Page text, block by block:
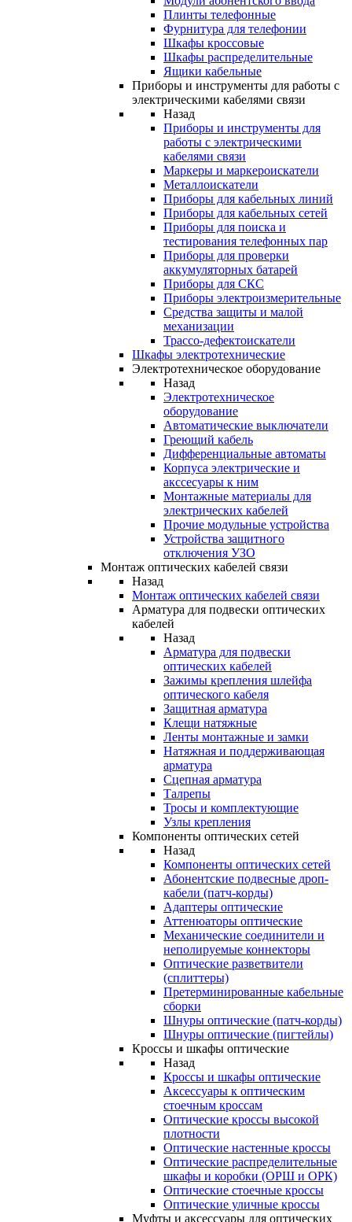
Плинты телефонные
Фурнитура для телефонии
Шкафы кроссовые
Шкафы распределительные
Ящики кабельные
Приборы и инструменты для работы с
электрическими кабелями связи
Назад
Приборы и инструменты для
работы с электрическими
кабелями связи
Маркеры и маркероискатели
Металлоискатели
Приборы для кабельных линий
Приборы для кабельных сетей
Приборы для поиска и
тестирования телефонных пар
Приборы для проверки
аккумуляторных батарей
Приборы для СКС
Приборы электроизмерительные
Средства защиты и малой
механизации
Трассо-дефектоискатели
Шкафы электротехнические
Электротехническое оборудование
Назад
Электротехническое
оборудование
Автоматические выключатели
Греющий кабель
Дифференциальные автоматы
Корпуса электрические и
акссесуары к ним
Монтажные материалы для
электрических кабелей
Прочие модульные устройства
Устройства защитного
отключения УЗО
Монтаж оптических кабелей связи
Назад
Монтаж оптических кабелей связи
Арматура для подвески оптических
кабелей
Назад
Арматура для подвески
оптических кабелей
Зажимы крепления шлейфа
оптического кабеля
Защитная арматура
Клещи натяжные
Ленты монтажные и замки
Натяжная и поддерживающая
арматура
Сцепная арматура
Талрепы
Тросы и комплектующие
Узлы крепления
Компоненты оптических сетей
Назад
Компоненты оптических сетей
Абонентские подвесные дроп-
кабели (патч-корды)
Адаптеры оптические
Аттенюаторы оптические
Механические соединители и
неполируемые коннекторы
Оптические разветвители
(сплиттеры)
Претерминированные кабельные
сборки
Шнуры оптические (патч-корды)
Шнуры оптические (пигтейлы)
Кроссы и шкафы оптические
Назад
Кроссы и шкафы оптические
Аксессуары к оптическим
стоечным кроссам
Оптические кроссы высокой
плотности
Оптические настенные кроссы
Оптические распределительные
шкафы и коробки (ОРШ и ОРК)
Оптические стоечные кроссы
Оптические уличные кроссы
Муфты и аксессуары для оптических